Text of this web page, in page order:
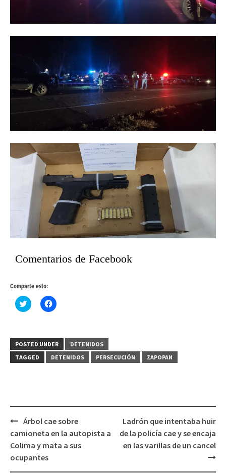
Comentarios de Facebook
Comparte esto:
Haz
clic
(Se
abre
en
una
Haz
clic
(Se
abre
en
una
POSTED UNDER
DETENIDOS
TAGGED
DETENIDOS PERSECUCIÓN ZAPOPAN
Post
navigation
Árbol cae sobre
camioneta en la autopista a
Colima y mata a sus
ocupantes
Ladrón que intentaba huir
de la policía cae y se encaja
en las varillas de un cancel